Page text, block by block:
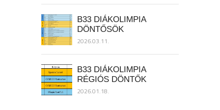
B33 DIÁKOLIMPIA
DÖNTŐSÖK
2026.03.11.
B33 DIÁKOLIMPIA
RÉGIÓS DÖNTŐK
2026.01.18.